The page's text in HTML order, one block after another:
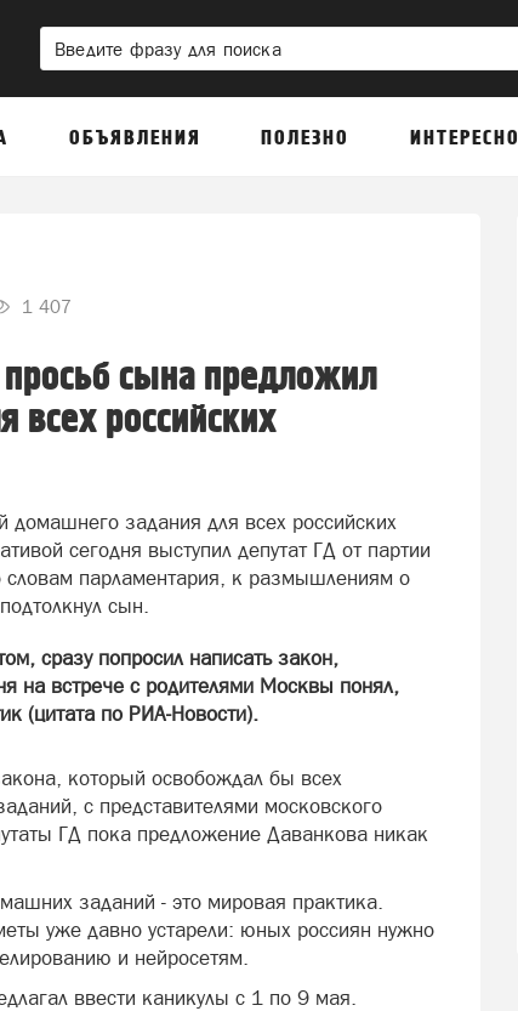
ОБЪЯВЛЕНИЯ ПОЛЕЗНО ИНТЕРЕСНО
1 407
сына предложил
российских
домашнего задания для всех российских
сегодня выступил депутат ГД от партии
словам парламентария, к размышлениям о
сын.
сразу попросил написать закон,
на встрече с родителями Москвы понял,
(цитата по РИА-Новости).
который освобождал бы всех
с представителями московского
ГД пока предложение Даванкова никак
заданий - это мировая практика.
уже давно устарели: юных россиян нужно
и нейросетям.
ввести каникулы с 1 по 9 мая.